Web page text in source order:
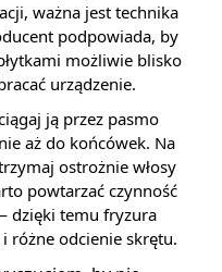
ważna jest technika
podpowiada, by
możliwie blisko
urządzenie.
ją przez pasmo
aż do końcówek. Na
ostrożnie włosy
powtarzać czynność
dzięki temu fryzura
różne odcienie skrętu.